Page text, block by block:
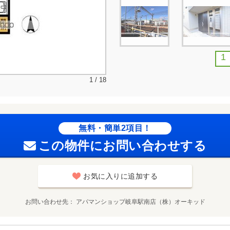
1 / 18
1
無料・簡単2項目！
この物件にお問い合わせする
お気に入りに追加する
お問い合わせ先 アパマンショップ岐阜駅南店（株）オーキッド